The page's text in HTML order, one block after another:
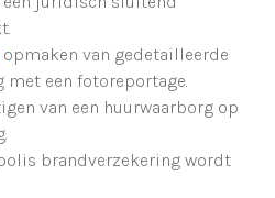
opmaken van gedetailleerde
een fotoreportage.
van een huurwaarborg op
brandverzekering wordt